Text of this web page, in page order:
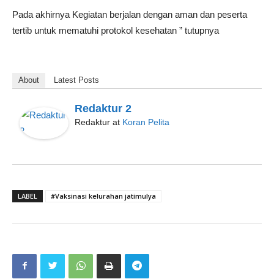
Pada akhirnya Kegiatan berjalan dengan aman dan peserta
tertib untuk mematuhi protokol kesehatan ” tutupnya
About Latest Posts
Redaktur 2
Redaktur at Koran Pelita
LABEL #Vaksinasi kelurahan jatimulya